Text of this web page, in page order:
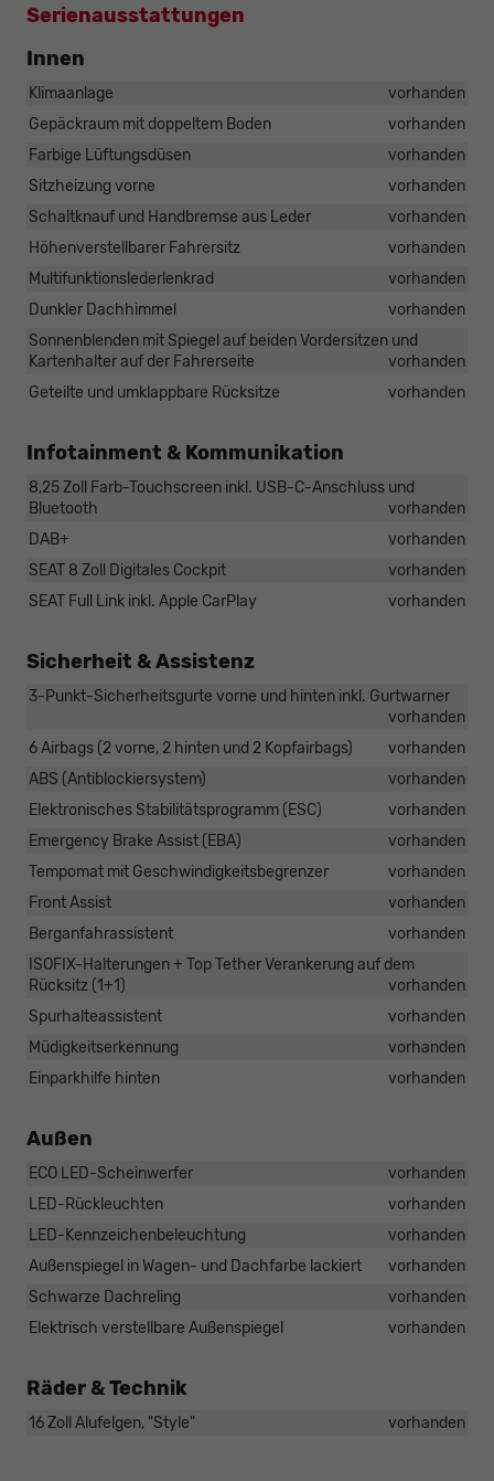
Serienausstattungen
Innen
Klimaanlage
vorhanden
Gepäckraum mit doppeltem Boden
vorhanden
Farbige Lüftungsdüsen
vorhanden
Sitzheizung vorne
vorhanden
Schaltknauf und Handbremse aus Leder
vorhanden
Höhenverstellbarer Fahrersitz
vorhanden
Multifunktionslederlenkrad
vorhanden
Dunkler Dachhimmel
vorhanden
Sonnenblenden mit Spiegel auf beiden Vordersitzen und
Kartenhalter auf der Fahrerseite
vorhanden
Geteilte und umklappbare Rücksitze
vorhanden
Infotainment & Kommunikation
8,25 Zoll Farb-Touchscreen inkl. USB-C-Anschluss und
Bluetooth
vorhanden
DAB+
vorhanden
SEAT 8 Zoll Digitales Cockpit
vorhanden
SEAT Full Link inkl. Apple CarPlay
vorhanden
Sicherheit & Assistenz
3-Punkt-Sicherheitsgurte vorne und hinten inkl. Gurtwarner
vorhanden
6 Airbags (2 vorne, 2 hinten und 2 Kopfairbags)
vorhanden
ABS (Antiblockiersystem)
vorhanden
Elektronisches Stabilitätsprogramm (ESC)
vorhanden
Emergency Brake Assist (EBA)
vorhanden
Tempomat mit Geschwindigkeitsbegrenzer
vorhanden
Front Assist
vorhanden
Berganfahrassistent
vorhanden
ISOFIX-Halterungen + Top Tether Verankerung auf dem
Rücksitz (1+1)
vorhanden
Spurhalteassistent
vorhanden
Müdigkeitserkennung
vorhanden
Einparkhilfe hinten
vorhanden
Außen
ECO LED-Scheinwerfer
vorhanden
LED-Rückleuchten
vorhanden
LED-Kennzeichenbeleuchtung
vorhanden
Außenspiegel in Wagen- und Dachfarbe lackiert
vorhanden
Schwarze Dachreling
vorhanden
Elektrisch verstellbare Außenspiegel
vorhanden
Räder & Technik
16 Zoll Alufelgen, "Style" vorhanden